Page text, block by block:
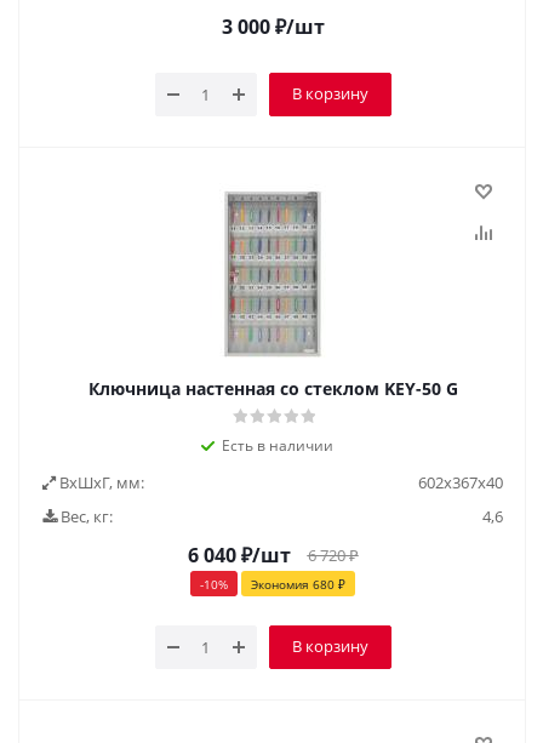
3 000₽/шт
В корзину
Ключница настенная со стеклом KEY-50 G
Есть в наличии
ВxШxГ, мм:
602x367x40
Вес, кг:
4,6
6 040₽/шт 6 720₽
-10% Экономия 680 ₽
В корзину